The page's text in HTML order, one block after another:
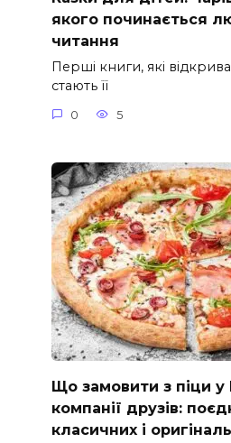
якого починається
читання
Перші книги, які
стають її
0 5
Що замовити з піци у
компанії друзів:
класичних і